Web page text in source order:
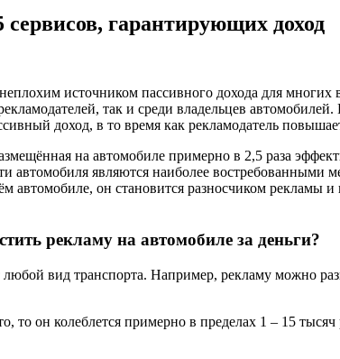
гарантирующих доход
источником пассивного дохода для
так и среди владельцев
доход, в то время как рекламодатель
на автомобиле примерно в 2,5 раза
автомобиля являются наиболее
автомобиле, он становится разносчиком рекламы
рекламу на автомобиле за деньги?
вид транспорта. Например, рекламу можно
то он колеблется примерно в пределах 1 – 15